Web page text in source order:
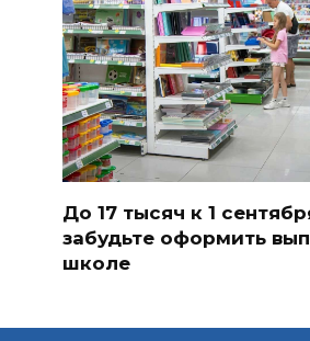
До 17 тысяч к 1
забудьте оформить
школе